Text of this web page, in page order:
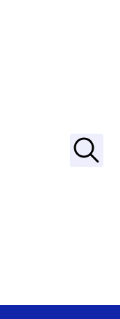
Zoek